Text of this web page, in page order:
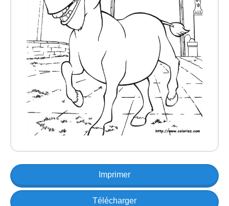
Imprimer
Télécharger